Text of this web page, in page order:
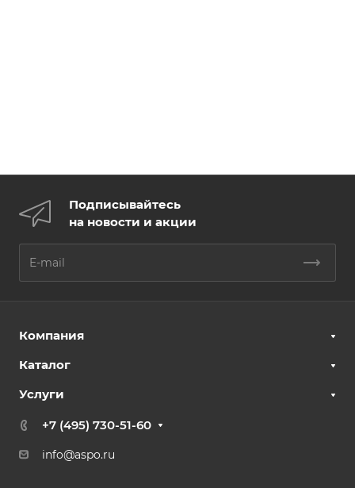
Подписывайтесь
на новости и акции
Компания
Каталог
Услуги
+7 (495) 730-51-60
info@aspo.ru